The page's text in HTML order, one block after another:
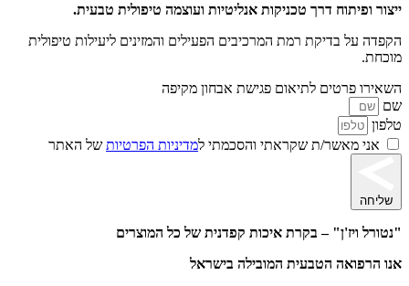
ייצור ופיתוח דרך טכניקות אנליטיות ועוצמה טיפולית טבעית.
הקפדה על בדיקת רמת המרכיבים הפעילים והמזינים ליעילות טיפולית
מוכחת.
השאירו פרטים לתיאום פגישת אבחון מקיפה
שם
טלפון
אני מאשר/ת שקראתי והסכמתי למדיניות הפרטיות של האתר
שליחה
"נטורל ויז'ן" – בקרת איכות קפדנית של כל המוצרים
אנו הרפואה הטבעית המובילה בישראל